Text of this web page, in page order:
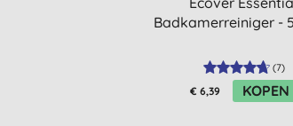
Badkamerreiniger -
(7)
€ 6,39 KOPEN